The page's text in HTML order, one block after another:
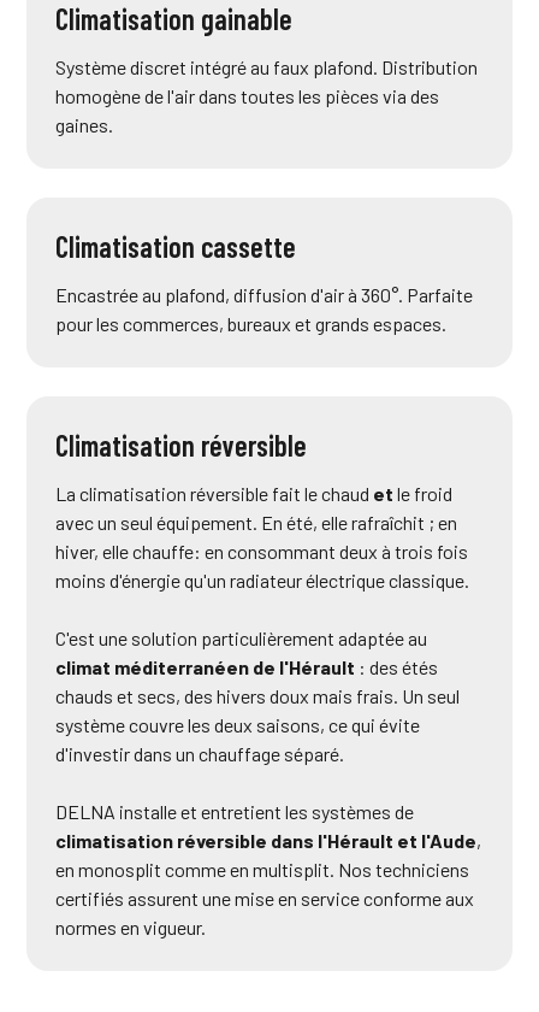
Climatisation gainable
Système discret intégré au faux plafond. Distribution
homogène de l'air dans toutes les pièces via des
gaines.
Climatisation cassette
Encastrée au plafond, diffusion d'air à 360°. Parfaite
pour les commerces, bureaux et grands espaces.
Climatisation réversible
La climatisation réversible fait le chaud et le froid
avec un seul équipement. En été, elle rafraîchit ; en
hiver, elle chauffe: en consommant deux à trois fois
moins d'énergie qu'un radiateur électrique classique.
C'est une solution particulièrement adaptée au
climat méditerranéen de l'Hérault : des étés
chauds et secs, des hivers doux mais frais. Un seul
système couvre les deux saisons, ce qui évite
d'investir dans un chauffage séparé.
DELNA installe et entretient les systèmes de
climatisation réversible dans l'Hérault et l'Aude,
en monosplit comme en multisplit. Nos techniciens
certifiés assurent une mise en service conforme aux
normes en vigueur.